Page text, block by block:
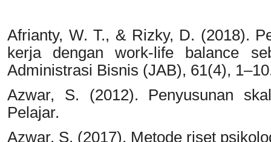
Afrianty, W. T., & Rizky, D. (2018).
kerja dengan work-life balance
Administrasi Bisnis (JAB), 61(4),
Azwar, S. (2012). Penyusunan
Pelajar.
Azwar, S. (2017). Metode riset